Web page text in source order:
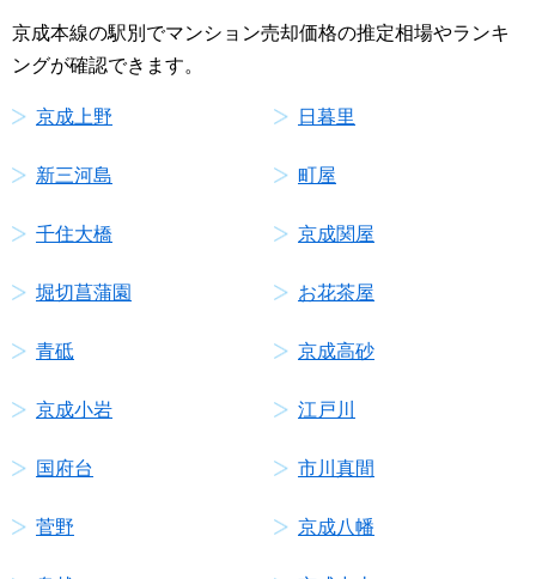
京成本線の駅別でマンション売却価格の推定相場やランキ
ングが確認できます。
京成上野 日暮里
新三河島 町屋
千住大橋 京成関屋
堀切菖蒲園 お花茶屋
青砥 京成高砂
京成小岩 江戸川
国府台 市川真間
菅野 京成八幡